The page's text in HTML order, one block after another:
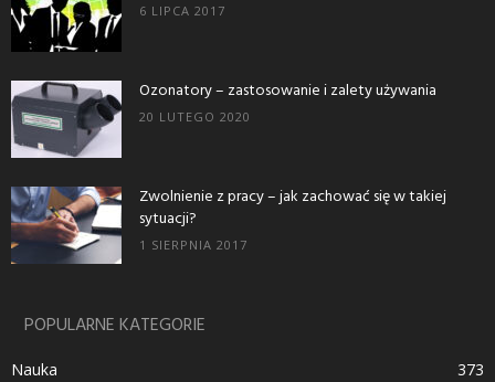
6 LIPCA 2017
Ozonatory – zastosowanie i zalety używania
20 LUTEGO 2020
Zwolnienie z pracy – jak zachować się w takiej
sytuacji?
1 SIERPNIA 2017
POPULARNE KATEGORIE
Nauka
373